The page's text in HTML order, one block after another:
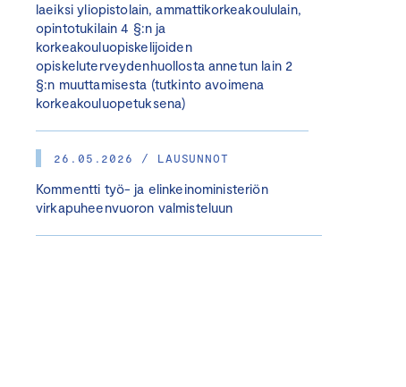
laeiksi yliopistolain, ammattikorkeakoululain,
opintotukilain 4 §:n ja
korkeakouluopiskelijoiden
opiskeluterveydenhuollosta annetun lain 2
§:n muuttamisesta (tutkinto avoimena
korkeakouluopetuksena)
26.05.2026 / LAUSUNNOT
Kommentti työ- ja elinkeinoministeriön
virkapuheenvuoron valmisteluun